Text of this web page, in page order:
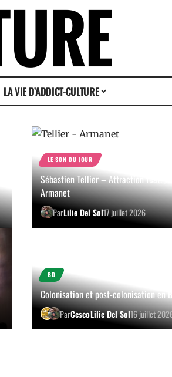
LA VIE D’ADDICT-CULTURE
LE SON DU JOUR
Sébastien Tellier – Attraction feat.
Armanet
ParLilie Del Sol17 juillet 2026
BD
Colonisation et post-colonisation en
ParCescoLilie Del Sol16 juillet